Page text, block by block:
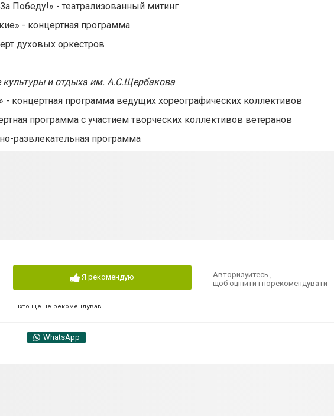
Победу!» - театрализованный митинг
- концертная программа
духовых оркестров
культуры и отдыха им. А.С.Щербакова
концертная программа ведущих хореографических коллективов
программа с участием творческих коллективов ветеранов
развлекательная программа
Я рекомендую
Ніхто ще не рекомендував
Авторизуйтесь,
щоб оцінити і порекомендувати
WhatsApp